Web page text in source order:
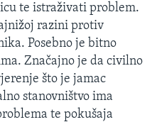
te istraživati problem.
razini protiv
Posebno je bitno
Značajno je da civilno
što je jamac
stanovništvo ima
te pokušaja